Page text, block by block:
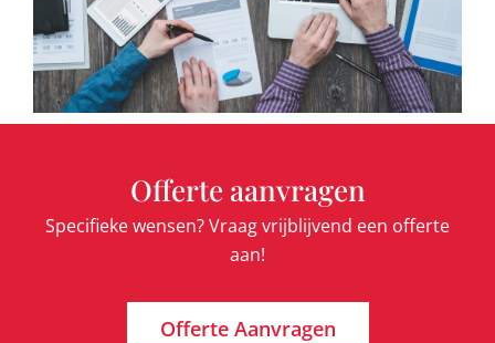
Offerte aanvragen
Specifieke wensen? Vraag vrijblijvend een offerte
aan!
Offerte Aanvragen